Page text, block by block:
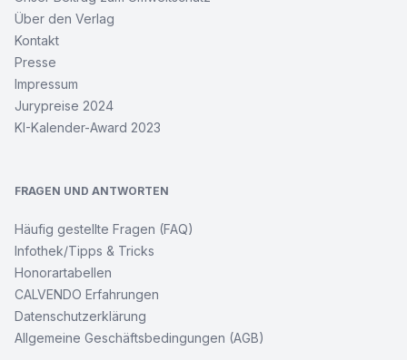
Über den Verlag
Kontakt
Presse
Impressum
Jurypreise 2024
KI-Kalender-Award 2023
FRAGEN UND ANTWORTEN
Häufig gestellte Fragen (FAQ)
Infothek/Tipps & Tricks
Honorartabellen
CALVENDO Erfahrungen
Datenschutzerklärung
Allgemeine Geschäftsbedingungen (AGB)